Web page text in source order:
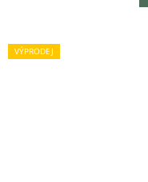
VÝPRODEJ